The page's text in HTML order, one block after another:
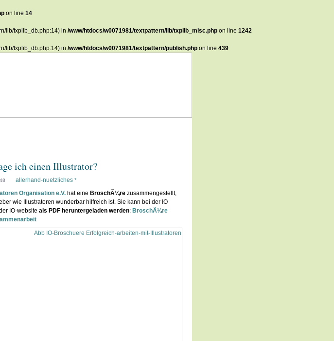
on line 14
lib/txplib_db.php:14) in /www/htdocs/w0071981/textpattern/lib/txplib_misc.php on line 1242
lib/txplib_db.php:14) in /www/htdocs/w0071981/textpattern/publish.php on line 439
ich einen Illustrator?
allerhand-nuetzliches *
Organisation e.V. hat eine BroschÃ¼re zusammengestellt,
wie Illustratoren wunderbar hilfreich ist. Sie kann bei der IO
IO-website als PDF heruntergeladen werden: BroschÃ¼re